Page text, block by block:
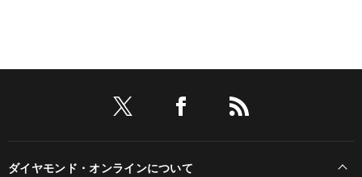
ダイヤモンド・オンラインについて